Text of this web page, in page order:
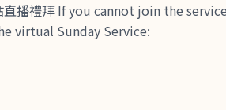
播禮拜 If you cannot join the
virtual Sunday Service: